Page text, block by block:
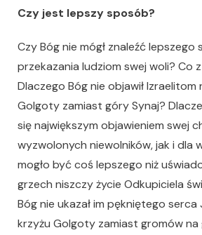
Czy jest lepszy sposób?
Czy Bóg nie mógł znaleźć lepszego
przekazania ludziom swej woli? Co
Dlaczego Bóg nie objawił Izraelitom
Golgoty zamiast góry Synaj?
się największym objawieniem swej
wyzwolonych niewolników, jak i dla
mogło być coś lepszego niż
grzech niszczy życie Odkupiciela
Bóg nie ukazał im pękniętego serca
krzyżu Golgoty zamiast gromów na